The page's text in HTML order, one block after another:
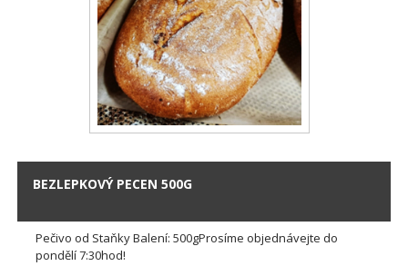
BEZLEPKOVÝ PECEN 500G
Pečivo od Staňky Balení: 500gProsíme objednávejte do
pondělí 7:30hod!